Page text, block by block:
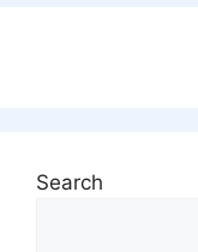
Search